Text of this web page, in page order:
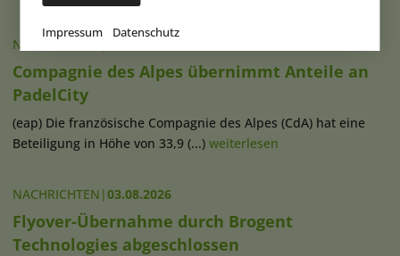
Impressum Datenschutz
NACHRICHTEN
Compagnie des Alpes übernimmt Anteile an
PadelCity
(eap) Die französische Compagnie des Alpes (CdA) hat eine
Beteiligung in Höhe von 33,9 (...) weiterlesen
NACHRICHTEN |03.08.2026
Flyover-Übernahme durch Brogent
Technologies abgeschlossen